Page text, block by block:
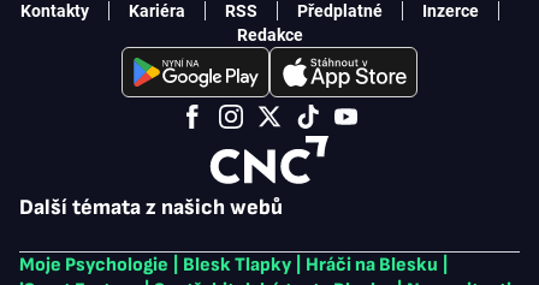
Kontakty Kariéra RSS Předplatné
Inzerce
Redakce
Další témata z našich webů
Moje Psychologie Blesk Tlapky Hráči na Blesku